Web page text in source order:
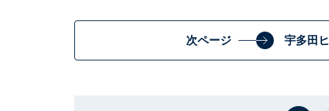
次ページ 宇多田